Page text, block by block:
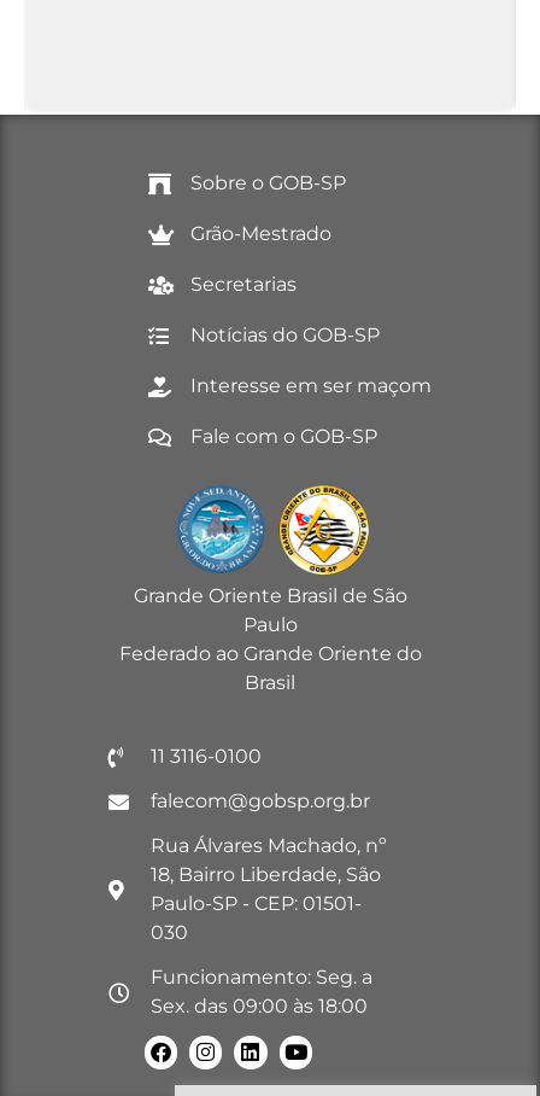
Sobre o GOB-SP
Grão-Mestrado
Secretarias
Notícias do GOB-SP
Interesse em ser maçom
Fale com o GOB-SP
Grande Oriente Brasil de São
Paulo
Federado ao Grande Oriente do
Brasil
11 3116-0100
falecom@gobsp.org.br
Rua Álvares Machado, nº
18, Bairro Liberdade, São
Paulo-SP - CEP: 01501-
030
Funcionamento: Seg. a
Sex. das 09:00 às 18:00